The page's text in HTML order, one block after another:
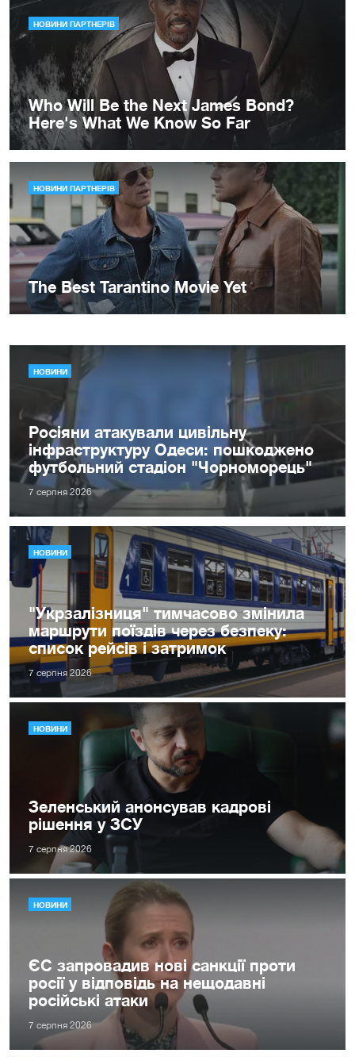
НОВИНИ
Росіяни атакували цивільну
інфраструктуру Одеси: пошкоджено
футбольний стадіон "Чорноморець"
7 серпня 2026
НОВИНИ
"Укрзалізниця" тимчасово змінила
маршрути поїздів через безпеку:
список рейсів і затримок
7 серпня 2026
НОВИНИ
Зеленський анонсував кадрові
рішення у ЗСУ
7 серпня 2026
НОВИНИ
ЄС запровадив нові санкції проти
росії у відповідь на нещодавні
російські атаки
7 серпня 2026